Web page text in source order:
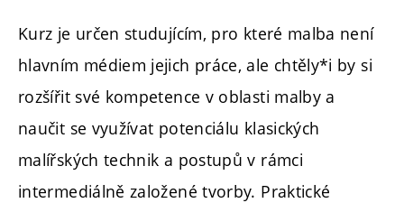
Kurz je určen studujícím, pro které malba není
hlavním médiem jejich práce, ale chtěly*i by si
rozšířit své kompetence v oblasti malby a
naučit se využívat potenciálu klasických
malířských technik a postupů v rámci
intermediálně založené tvorby. Praktické